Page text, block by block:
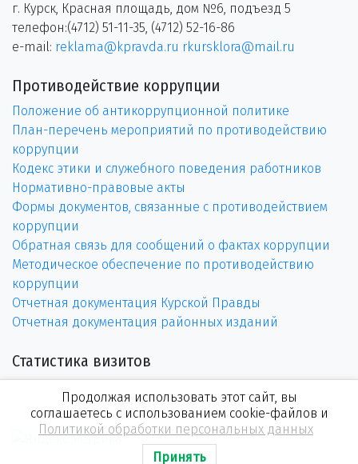
г. Курск, Красная площадь, дом №6, подъезд 5
телефон:(4712) 51-11-35, (4712) 52-16-86
e-mail: reklama@kpravda.ru rkursklora@mail.ru
Противодействие коррупции
Положение об антикоррупционной политике
План-перечень мероприятий по противодействию
коррупции
Кодекс этики и служебного поведения работников
Нормативно-правовые акты
Формы документов, связанные с противодействием
коррупции
Обратная связь для сообщений о фактах коррупции
Методическое обеспечение по противодействию
коррупции
Отчетная документация Курской Правды
Отчетная документация районных изданий
Статистика визитов
Продолжая использовать этот сайт, вы
соглашаетесь с использованием cookie-файлов и
Политикой обработки персональных данных
Принять